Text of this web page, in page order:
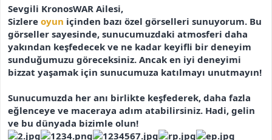
Sevgili KronosWAR Ailesi,
Sizlere oyun içinden bazı özel görselleri sunuyorum. Bu
görseller sayesinde, sunucumuzdaki atmosferi daha
yakından keşfedecek ve ne kadar keyifli bir deneyim
sunduğumuzu göreceksiniz. Ancak en iyi deneyimi
bizzat yaşamak için sunucumuza katılmayı unutmayın!
Sunucumuzda her anı birlikte keşfederek, daha fazla
eğlenceye ve maceraya adım atabilirsiniz. Hadi, gelin
ve bu dünyada bizimle olun!